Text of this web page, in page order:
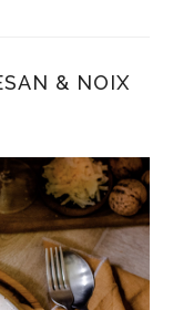
& NOIX